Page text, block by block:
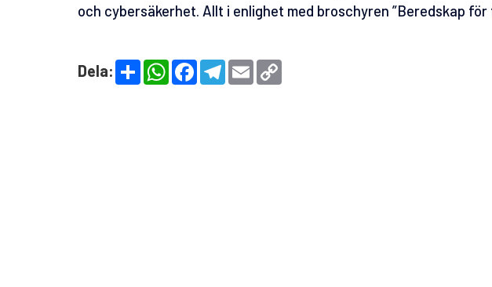
och cybersäkerhet. Allt i enlighet med broschyren ”Beredskap för
Dela:
S
h
W
h
F
T
e
E
m